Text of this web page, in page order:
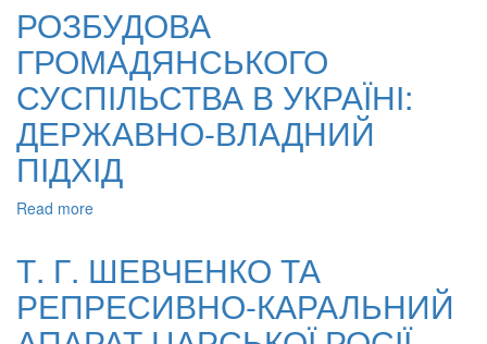
ГРОМАДЯНСЬКОГО
СУСПІЛЬСТВА
ТА
ПРАВОВОЇ
ДЕРЖАВИ:
ЗАСАДИ
ВЗАЄМОДІЇ
РОЗБУДОВА
ГРОМАДЯНСЬКОГО
СУСПІЛЬСТВА В УКРАЇНІ:
ДЕРЖАВНО-ВЛАДНИЙ
ПІДХІД
Read more
СУСПІЛЬСТВА
В
УКРАЇНІ:
ДЕРЖАВНО-
Т. Г. ШЕВЧЕНКО ТА
РЕПРЕСИВНО-КАРАЛЬНИЙ